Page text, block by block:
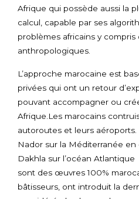
Afrique qui possède aussi la
calcul, capable par ses
problèmes africains y compris
anthropologiques.
L’approche marocaine est
privées qui ont un retour
pouvant accompagner ou
Afrique.Les marocains
autoroutes et leurs aéroports.
Nador sur la Méditerranée
Dakhla sur l’océan
sont des œuvres 100%
bâtisseurs, ont introduit la